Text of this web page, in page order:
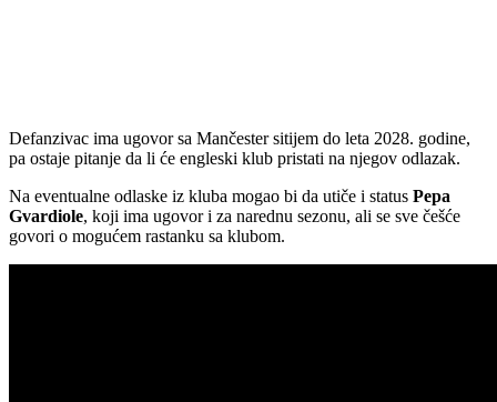
Defanzivac ima ugovor sa Mančester sitijem do leta 2028. godine,
pa ostaje pitanje da li će engleski klub pristati na njegov odlazak.
Na eventualne odlaske iz kluba mogao bi da utiče i status Pepa
Gvardiole, koji ima ugovor i za narednu sezonu, ali se sve češće
govori o mogućem rastanku sa klubom.